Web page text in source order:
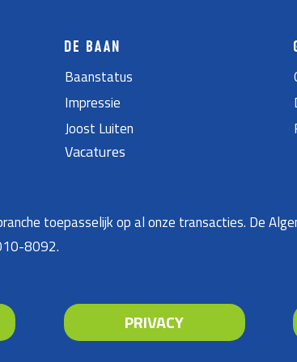
DE BAAN
Baanstatus
Impressie
Joost Luiten
Vacatures
toepasselijk op al onze transacties. De
8092.
PRIVACY